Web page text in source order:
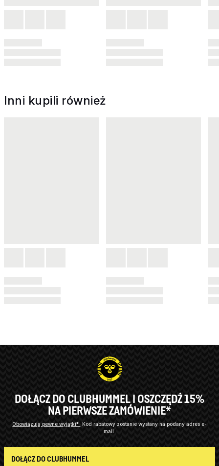
Inni kupili również
DOŁĄCZ DO CLUBHUMMEL I OSZCZĘDŹ 15%
NA PIERWSZE ZAMÓWIENIE*
Obowiązują pewne wyjątki* Kod rabatowy zostanie wysłany na podany adres e-
mail.
DOŁĄCZ DO CLUBHUMMEL